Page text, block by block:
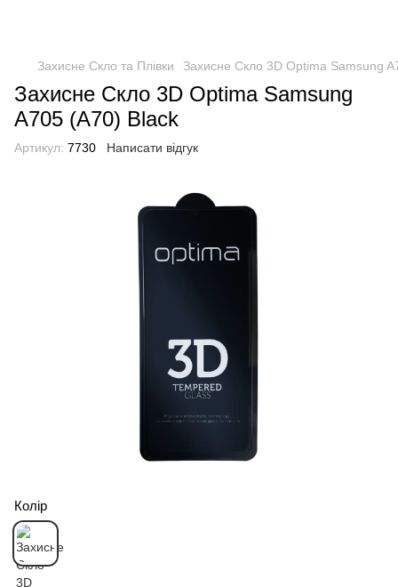
Захисне Скло та Плівки Захисне Скло 3D Optima Samsung
Захисне Скло 3D Optima Samsung
A705 (A70) Black
Артикул: 7730 Написати відгук
Колір